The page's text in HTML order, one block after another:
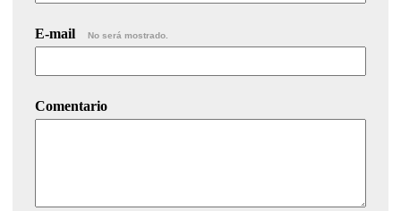
E-mail No será mostrado.
Comentario